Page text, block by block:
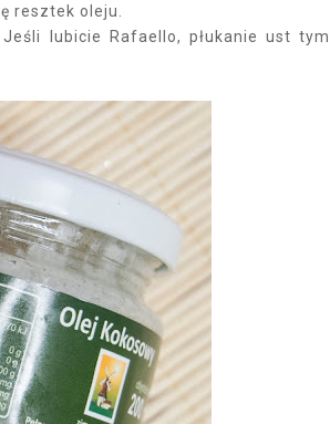
resztek oleju.
lubicie Rafaello, płukanie ust tym